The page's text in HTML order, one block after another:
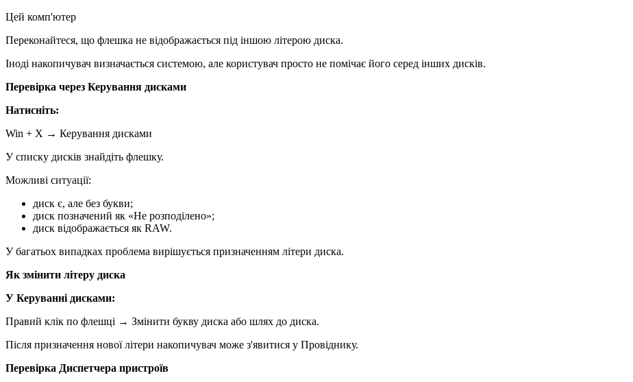
Цей комп'ютер
Переконайтеся, що флешка не відображається під іншою літерою диска.
Іноді накопичувач визначається системою, але користувач просто не помічає його серед інших дисків.
Перевірка через Керування дисками
Натисніть:
Win + X → Керування дисками
У списку дисків знайдіть флешку.
Можливі ситуації:
диск є, але без букви;
диск позначений як «Не розподілено»;
диск відображається як RAW.
У багатьох випадках проблема вирішується призначенням літери диска.
Як змінити літеру диска
У Керуванні дисками:
Правий клік по флешці → Змінити букву диска або шлях до диска.
Після призначення нової літери накопичувач може з'явитися у Провіднику.
Перевірка Диспетчера пристроїв